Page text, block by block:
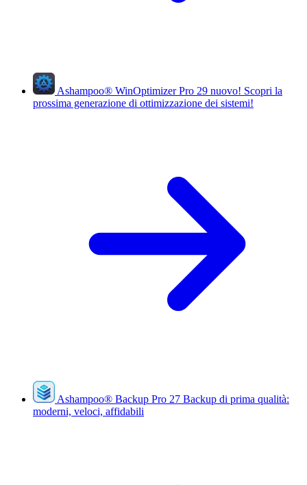
Ashampoo® WinOptimizer Pro 29 nuovo! Scopri la
prossima generazione di ottimizzazione dei sistemi!
Ashampoo® Backup Pro 27 Backup di prima qualità:
moderni, veloci, affidabili